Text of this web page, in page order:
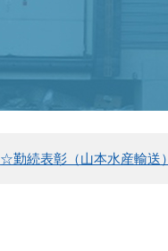
☆勤続表彰（山本水産輸送）